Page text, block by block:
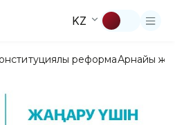
KZ
реформаАрнайы